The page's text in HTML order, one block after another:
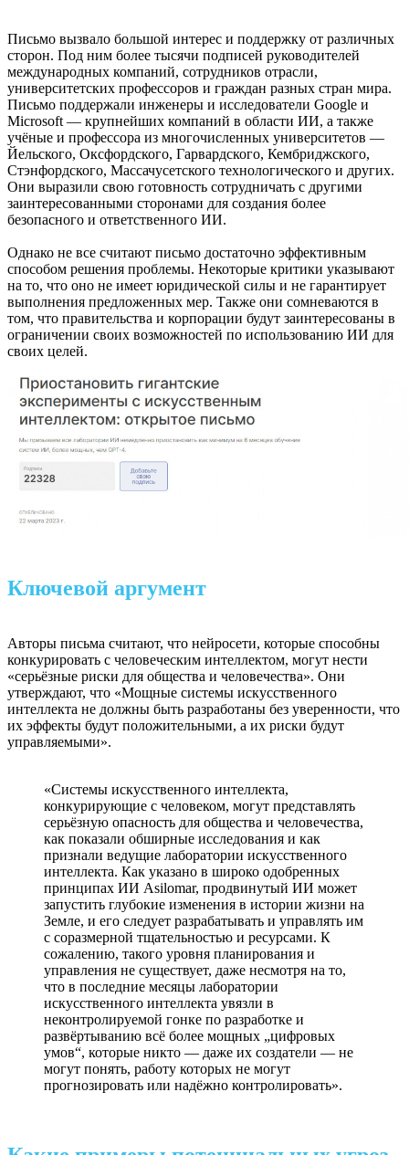
Письмо вызвало большой интерес и поддержку от различных
сторон. Под ним более тысячи подписей руководителей
международных компаний, сотрудников отрасли,
университетских профессоров и граждан разных стран мира.
Письмо поддержали инженеры и исследователи Google и
Microsoft — крупнейших компаний в области ИИ, а также
учёные и профессора из многочисленных университетов —
Йельского, Оксфордского, Гарвардского, Кембриджского,
Стэнфордского, Массачусетского технологического и других.
Они выразили свою готовность сотрудничать с другими
заинтересованными сторонами для создания более
безопасного и ответственного ИИ.
Однако не все считают письмо достаточно эффективным
способом решения проблемы. Некоторые критики указывают
на то, что оно не имеет юридической силы и не гарантирует
выполнения предложенных мер. Также они сомневаются в
том, что правительства и корпорации будут заинтересованы в
ограничении своих возможностей по использованию ИИ для
своих целей.
Ключевой аргумент
Авторы письма считают, что нейросети, которые способны
конкурировать с человеческим интеллектом, могут нести
«серьёзные риски для общества и человечества». Они
утверждают, что «Мощные системы искусственного
интеллекта не должны быть разработаны без уверенности, что
их эффекты будут положительными, а их риски будут
управляемыми».
«Системы искусственного интеллекта,
конкурирующие с человеком, могут представлять
серьёзную опасность для общества и человечества,
как показали обширные исследования и как
признали ведущие лаборатории искусственного
интеллекта. Как указано в широко одобренных
принципах ИИ Asilomar, продвинутый ИИ может
запустить глубокие изменения в истории жизни на
Земле, и его следует разрабатывать и управлять им
с соразмерной тщательностью и ресурсами. К
сожалению, такого уровня планирования и
управления не существует, даже несмотря на то,
что в последние месяцы лаборатории
искусственного интеллекта увязли в
неконтролируемой гонке по разработке и
развёртыванию всё более мощных „цифровых
умов“, которые никто — даже их создатели — не
могут понять, работу которых не могут
прогнозировать или надёжно контролировать».